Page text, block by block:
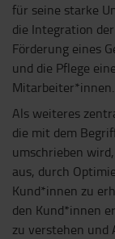
für seine starke
die Integration
Förderung eines
und die Pflege
Mitarbeiter*innen.
Als weiteres
die mit dem
umschrieben
aus, durch
Kund*innen zu
den Kund*innen
zu verstehen und